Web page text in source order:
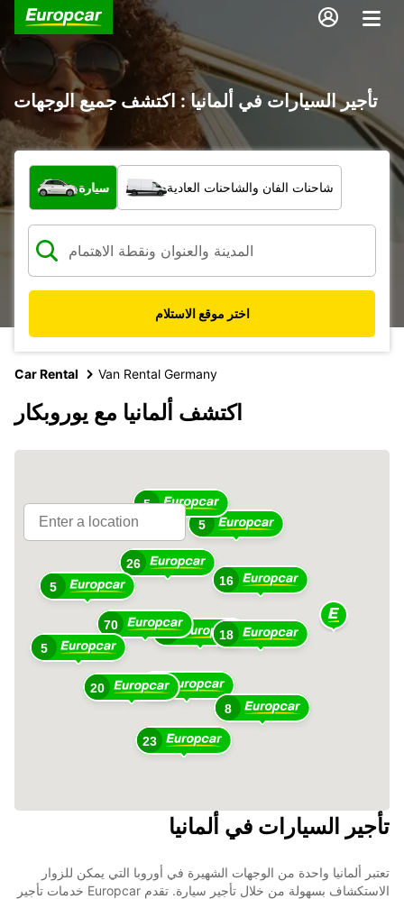
تأجير السيارات في ألمانيا : اكتشف جميع الوجهات
ما نوع المركبة؟
سيارة شاحنات الفان والشاحنات العادية
اختر موقع الاستلام
Car Rental Van Rental Germany
اكتشف ألمانيا مع يوروبكار
69
70
18
79
26
16
20
5
8
5
5
23
5
تأجير السيارات في ألمانيا
تعتبر ألمانيا واحدة من الوجهات الشهيرة في أوروبا التي يمكن للزوار
الاستكشاف بسهولة من خلال تأجير سيارة. تقدم Europcar خدمات تأجير